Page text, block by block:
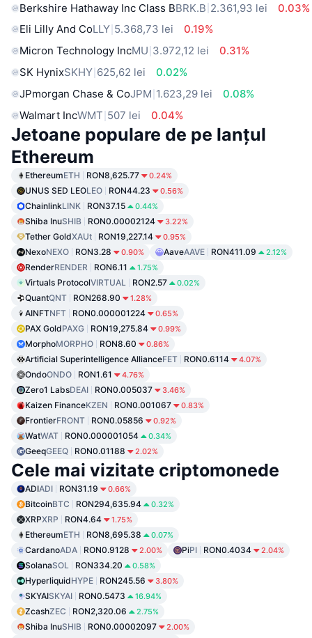
Berkshire Hathaway Inc Class BBRK.B 2.361,93 lei
0.03%
Eli Lilly And CoLLY 5.368,73 lei
0.19%
Micron Technology IncMU 3.972,12 lei
0.31%
SK HynixSKHY 625,62 lei
0.02%
JPmorgan Chase & CoJPM 1.623,29 lei
0.08%
Walmart IncWMT 507 lei 0.04%
Jetoane populare de pe lanțul
Ethereum
EthereumETH RON8,625.77 0.24%
UNUS SED LEOLEO RON44.23 0.56%
ChainlinkLINK RON37.15 0.44%
Shiba InuSHIB RON0.00002124 3.22%
Tether GoldXAUt RON19,227.14 0.95%
NexoNEXO RON3.28 0.90% AaveAAVE RON411.09 2.12%
RenderRENDER RON6.11 1.75%
Virtuals ProtocolVIRTUAL RON2.57 0.02%
QuantQNT RON268.90 1.28%
AINFTNFT RON0.000001224 0.65%
PAX GoldPAXG RON19,275.84 0.99%
MorphoMORPHO RON8.60 0.86%
Artificial Superintelligence AllianceFET RON0.6114 4.07%
OndoONDO RON1.61 4.76%
Zero1 LabsDEAI RON0.005037 3.46%
Kaizen FinanceKZEN RON0.001067 0.83%
FrontierFRONT RON0.05856 0.92%
WatWAT RON0.000001054 0.34%
GeeqGEEQ RON0.01188 2.02%
Cele mai vizitate criptomonede
ADIADI RON31.19 0.66%
BitcoinBTC RON294,635.94 0.32%
XRPXRP RON4.64 1.75%
EthereumETH RON8,695.38 0.07%
CardanoADA RON0.9128 2.00% PiPI RON0.4034 2.04%
SolanaSOL RON334.20 0.58%
HyperliquidHYPE RON245.56 3.80%
SKYAISKYAI RON0.5473 16.94%
ZcashZEC RON2,320.06 2.75%
Shiba InuSHIB RON0.00002097 2.00%